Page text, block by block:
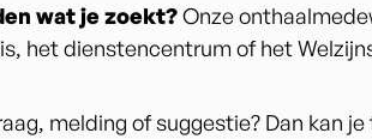
wat je zoekt?Onze
het dienstencentrum of het
melding of suggestie? Dan kan